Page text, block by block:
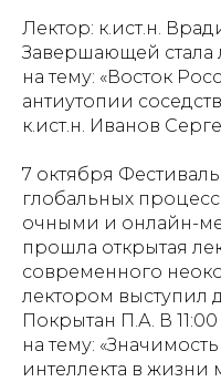
Лектор: к.ист.н.
Завершающей стала
на тему: «Восток
антиутопии
к.ист.н. Иванов
7 октября
глобальных
очными и онлайн-
прошла открытая
современного
лектором выступил
Покрытан П.А. В
на тему:
интеллекта в